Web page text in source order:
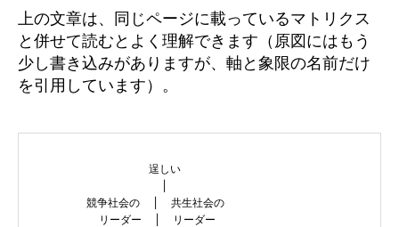
上の文章は、同じページに載っているマトリクス
と併せて読むとよく理解できます（原図にはもう
少し書き込みがありますが、軸と象限の名前だけ
を引用しています）。
                  逞しい
        競争社会の  │  共生社会の
          リーダー  │  リーダー